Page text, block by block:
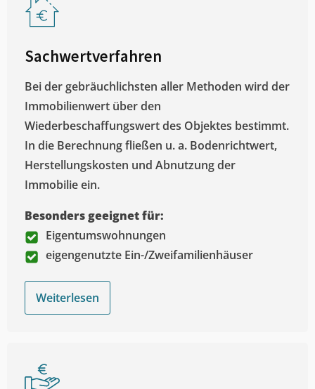
Sachwertverfahren
Bei der gebräuchlichsten aller Methoden wird der
Immobilienwert über den
Wiederbeschaffungswert des Objektes bestimmt.
In die Berechnung fließen u. a. Bodenrichtwert,
Herstellungskosten und Abnutzung der
Immobilie ein.
Besonders geeignet für:
Eigentumswohnungen
eigengenutzte Ein-/Zweifamilienhäuser
Weiterlesen